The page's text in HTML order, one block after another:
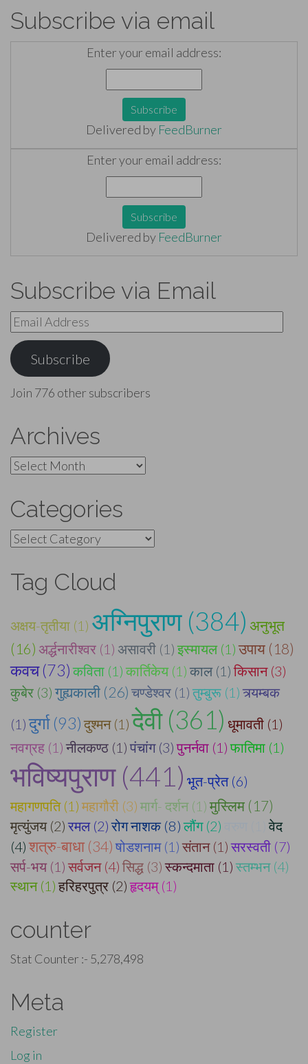
Subscribe via email
Enter your email address:
Delivered by FeedBurner
Enter your email address:
Delivered by FeedBurner
Subscribe via Email
Email
Address
Subscribe
Join 776 other subscribers
Archives
Archives
Categories
Categories
Tag Cloud
अक्षय-तृतीया (1) अग्निपुराण (384) अनुभूत
(16) अर्द्धनारीश्वर (1) असावरी (1) इस्मायल (1) उपाय (18)
कवच (73) कविता (1) कार्तिकेय (1) काल (1) किसान (3)
कुबेर (3) गुह्यकाली (26) चण्डेश्वर (1) तुम्बुरू (1) त्र्यम्बक
(1) दुर्गा (93) दुश्मन (1) देवी (361) धूमावती (1)
नवग्रह (1) नीलकण्ठ (1) पंचांग (3) पुनर्नवा (1) फातिमा (1)
भविष्यपुराण (441) भूत-प्रेत (6)
महागणपति (1) महागौरी (3) मार्ग- दर्शन (1) मुस्लिम (17)
मृत्युंजय (2) रमल (2) रोग नाशक (8) लौंग (2)
वेद
(4) शत्रु-बाधा (34) षोडशनाम (1) संतान (1) सरस्वती (7)
सर्प-भय (1) सर्वजन (4) सिद्ध (3) स्कन्दमाता (1) स्तम्भन (4)
स्थान (1) हरिहरपुत्र (2) हृदयम् (1)
counter
Stat Counter :- 5,278,498
Meta
Register
Log in